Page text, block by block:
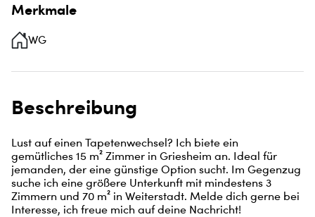
Merkmale
WG
Beschreibung
Lust auf einen Tapetenwechsel? Ich biete ein
gemütliches 15 m² Zimmer in Griesheim an. Ideal für
jemanden, der eine günstige Option sucht. Im Gegenzug
suche ich eine größere Unterkunft mit mindestens 3
Zimmern und 70 m² in Weiterstadt. Melde dich gerne bei
Interesse, ich freue mich auf deine Nachricht!